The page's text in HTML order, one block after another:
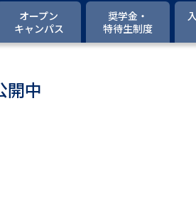
大学パンフ
学部・学科パンフ
総合型選抜・学校推薦型選抜 募集要
大学・短大以外の資料から請
オープン
キャンパス
奨学金・
特待生制度
開中